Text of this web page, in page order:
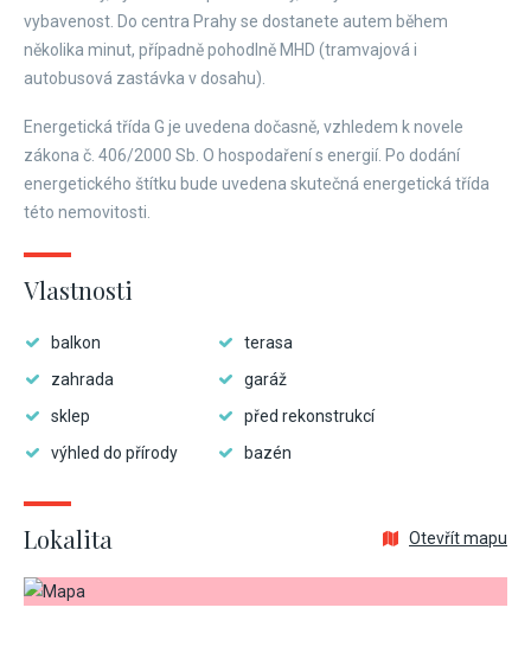
vybavenost. Do centra Prahy se dostanete autem během
několika minut, případně pohodlně MHD (tramvajová i
autobusová zastávka v dosahu).
Energetická třída G je uvedena dočasně, vzhledem k novele
zákona č. 406/2000 Sb. O hospodaření s energií. Po dodání
energetického štítku bude uvedena skutečná energetická třída
této nemovitosti.
Vlastnosti
balkon
terasa
zahrada
garáž
sklep
před rekonstrukcí
výhled do přírody
bazén
Lokalita Otevřít mapu